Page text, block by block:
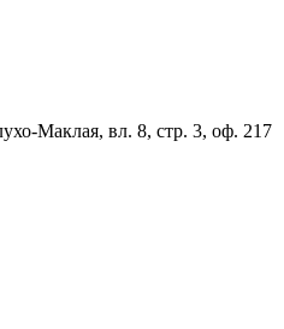
Маклая, вл. 8, стр. 3, оф. 217